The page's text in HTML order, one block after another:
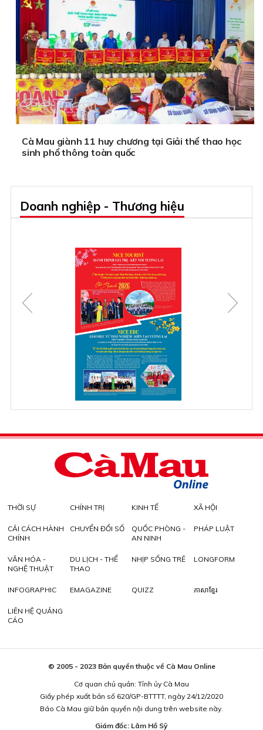
Cà Mau giành 11 huy chương tại Giải thể thao học
sinh phổ thông toàn quốc
Doanh nghiệp - Thương hiệu
THỜI SỰ CHÍNH TRỊ KINH TẾ XÃ HỘI
CẢI CÁCH HÀNH
CHÍNH
CHUYỂN ĐỔI SỐ
QUỐC PHÒNG -
AN NINH
PHÁP LUẬT
VĂN HÓA -
NGHỆ THUẬT
DU LỊCH - THỂ
THAO
NHỊP SỐNG TRẺ LONGFORM
INFOGRAPHIC EMAGAZINE QUIZZ ភាសាខ្មែរ
LIÊN HỆ QUẢNG
CÁO
© 2005 - 2023 Bản quyền thuộc về Cà Mau Online
Cơ quan chủ quản: Tỉnh ủy Cà Mau
Giấy phép xuất bản số 620/GP-BTTTT, ngày 24/12/2020
Báo Cà Mau giữ bản quyền nội dung trên website này.
Giám đốc: Lâm Hồ Sỹ